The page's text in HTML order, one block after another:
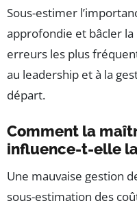
Sous-estimer
approfondie et bâcler
erreurs les plus
au leadership et à la
départ.
Comment la
influence-t-elle
Une mauvaise gestion
sous-estimation des